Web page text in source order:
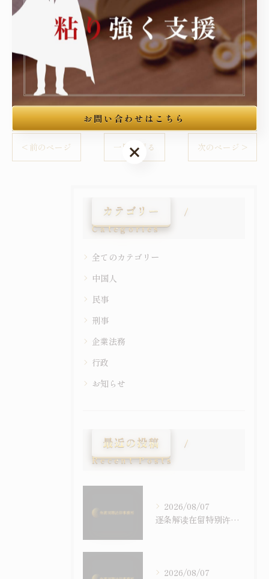
東京を中心に刑事事件の弁護
----------------------------------------------------------------------
刑事
< 前のページ 一覧に戻る 次のページ >
カテゴリー
Categories
全てのカテゴリー
中国人
民事
刑事
企業法務
行政
お知らせ
最近の投稿
Recent Posts
2026/08/07
逐条解读在留特别许可之考量事由｜令和6年施行之入管法50条5项与主张之构筑
2026/08/07
お問い合わせはこちら
お問い合わせはこちら